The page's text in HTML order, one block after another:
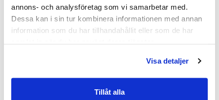
annons- och analysföretag som vi samarbetar med.
Dessa kan i sin tur kombinera informationen med annan
information som du har tillhandahållit eller som de har
Visa detaljer
Tillåt alla
Begagnad konferensstol från Offecct. Modellen
Cornflake har en formpressad sits med stoppning
som tillsammans med den grönmönstrade
med kromade ben och armstöd i stål vilket inte
den idealisk för användning i rum där flexibilitet